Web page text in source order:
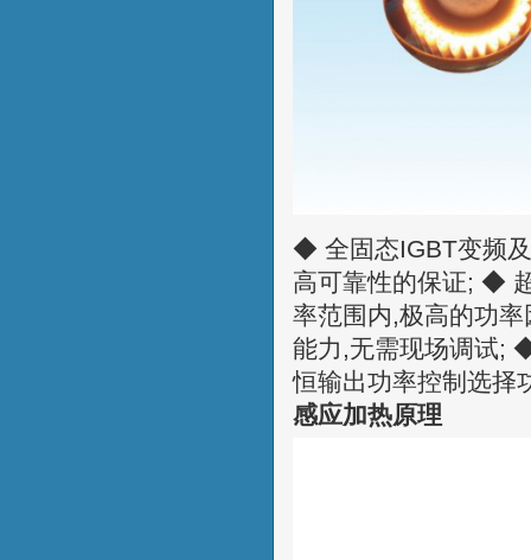
◆ 全固态IGBT变频
高可靠性的保证; ◆
率范围内,极高的功
能力,无需现场调试;
恒输出功率控制选择
感应加热原理